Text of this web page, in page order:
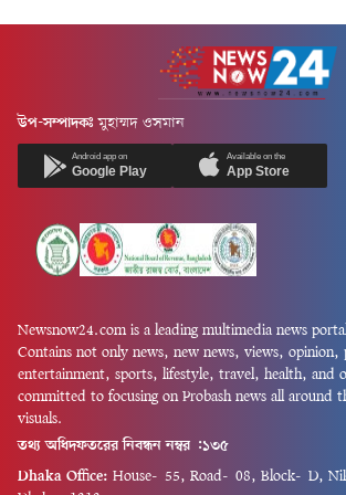
উপ-সম্পাদকঃ মুহাম্মদ ওসমান
Android app on
Google Play
Available on the
App Store
Newsnow24.com is a leading multimedia news
Contains not only news, new news, views, opinion,
entertainment, sports, lifestyle, travel, health, and
committed to focusing on Probash news all around
visuals.
তথ্য অধিদফতরের নিবন্ধন নম্বর :১৩৫
Dhaka Office: House-55, Road-08, Block-D,